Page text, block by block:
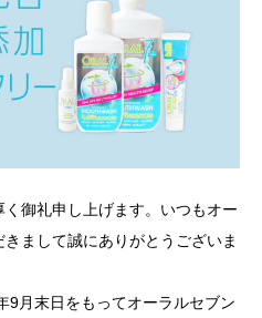
御礼申し上げます。いつもオー
まして誠にありがとうございま
9月末日をもってオーラルセブン